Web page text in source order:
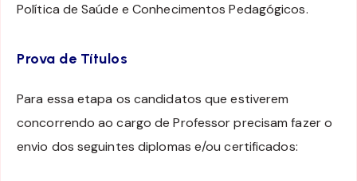
Política de Saúde e Conhecimentos Pedagógicos.
Prova de Títulos
Para essa etapa os candidatos que estiverem
concorrendo ao cargo de Professor precisam fazer o
envio dos seguintes diplomas e/ou certificados: